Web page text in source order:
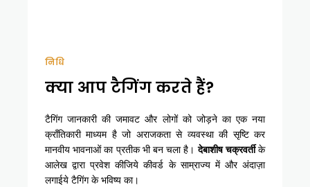
निधि
क्या आप टैगिंग करते हैं?
टैगिंग जानकारी की जमावट और लोगों को जोड़ने का एक नया
क्राँतिकारी माध्यम है जो अराजकता से व्यवस्था की सृष्टि कर
मानवीय भावनाओं का प्रतीक भी बन चला है।देबाशीष चक्रवर्तीके
आलेख द्वारा प्रवेश कीजिये कीवर्ड के साम्राज्य में और अंदाज़ा
लगाईये टैगिंग के भविष्य का।